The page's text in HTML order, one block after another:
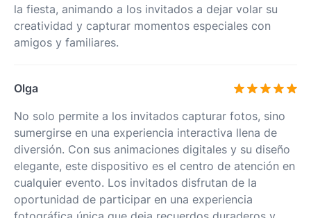
la fiesta, animando a los invitados a dejar volar su
creatividad y capturar momentos especiales con
amigos y familiares.
Olga
No solo permite a los invitados capturar fotos, sino
sumergirse en una experiencia interactiva llena de
diversión. Con sus animaciones digitales y su diseño
elegante, este dispositivo es el centro de atención en
cualquier evento. Los invitados disfrutan de la
oportunidad de participar en una experiencia